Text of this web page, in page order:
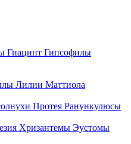
Гиацинт Гипсофилы
Лилии Маттиола
Протея Ранункулюсы
Хризантемы Эустомы